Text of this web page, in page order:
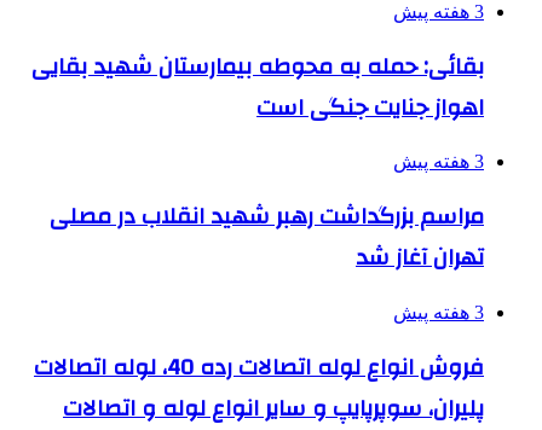
3 هفته پیش
بقائی: حمله به محوطه بیمارستان شهید بقایی
اهواز جنایت جنگی است
3 هفته پیش
مراسم بزرگداشت رهبر شهید انقلاب در مصلی
تهران آغاز شد
3 هفته پیش
فروش انواع لوله اتصالات رده 40، لوله اتصالات
پلیران، سوپرپایپ و سایر انواع لوله و اتصالات